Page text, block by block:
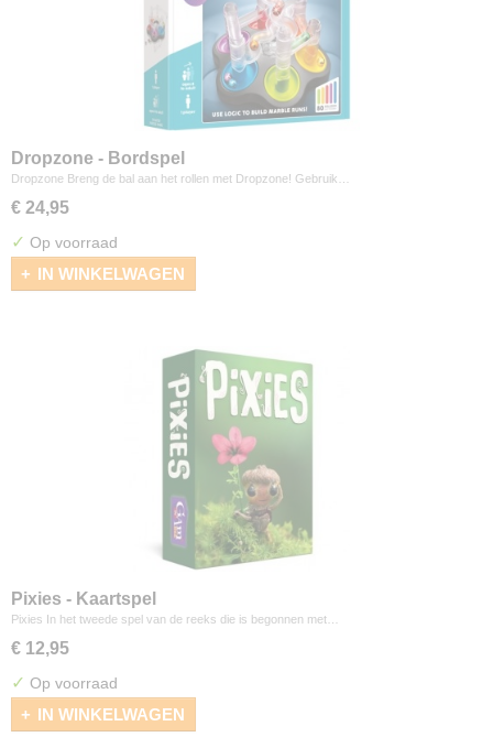
Dropzone - Bordspel
Dropzone Breng de bal aan het rollen met Dropzone! Gebruik…
€ 24,95
✓ Op voorraad
IN WINKELWAGEN
Pixies - Kaartspel
Pixies In het tweede spel van de reeks die is begonnen met…
€ 12,95
✓ Op voorraad
IN WINKELWAGEN